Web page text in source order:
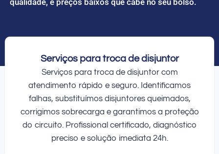
Serviços para troca de disjuntor
Serviços para troca de disjuntor com
atendimento rápido e seguro. Identificamos
falhas, substituímos disjuntores queimados,
corrigimos sobrecarga e garantimos a proteção
do circuito. Profissional certificado, diagnóstico
preciso e solução imediata 24h.